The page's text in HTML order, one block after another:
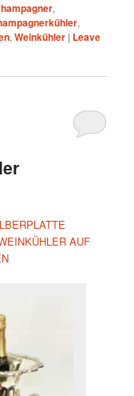
,
,
,Weinkühler | Leave
AUF